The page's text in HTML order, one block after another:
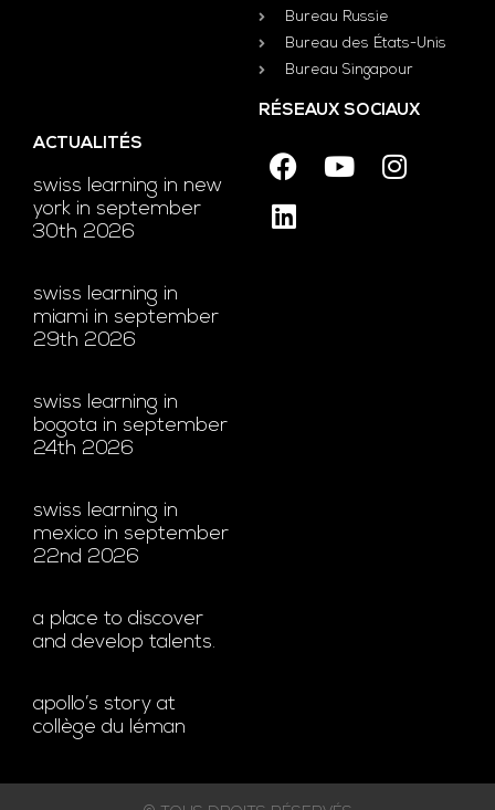
Bureau Russie
Bureau des États-Unis
Bureau Singapour
ACTUALITÉS
swiss learning in new
york in september
30th 2026
swiss learning in
miami in september
29th 2026
swiss learning in
bogota in september
24th 2026
swiss learning in
mexico in september
22nd 2026
a place to discover
and develop talents.
apollo’s story at
collège du léman
RÉSEAUX SOCIAUX